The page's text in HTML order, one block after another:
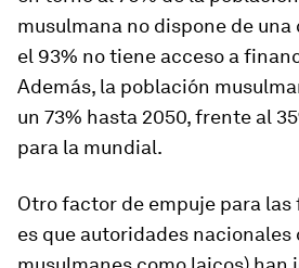
musulmana no dispone de
el 93% no tiene acceso a
Además, la población
un 73% hasta 2050, frente al
para la mundial.
Otro factor de empuje para
es que autoridades nacionales